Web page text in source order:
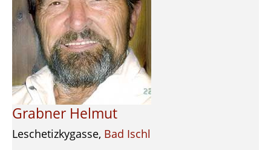
Grabner Helmut
Leschetizkygasse, Bad Ischl